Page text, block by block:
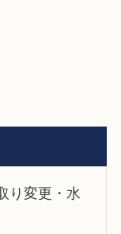
り変更・水